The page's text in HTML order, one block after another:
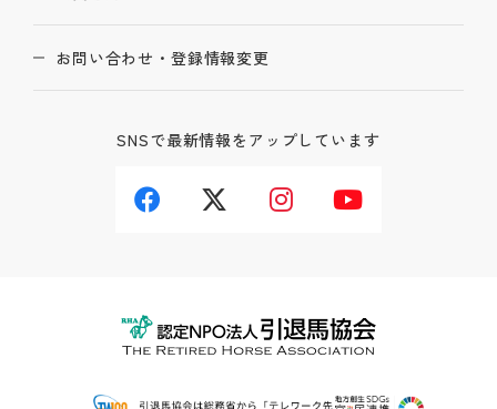
お問い合わせ・登録情報変更
SNSで最新情報をアップしています